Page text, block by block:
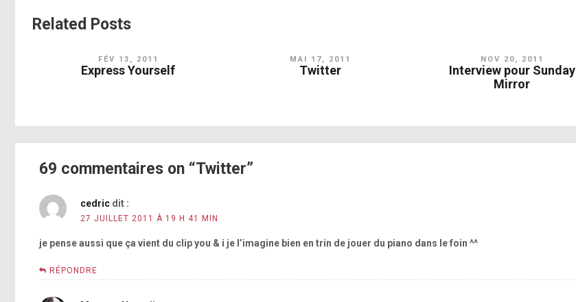
Related Posts
FÉV 13, 2011
Express Yourself
MAI 17, 2011
Twitter
NOV 20, 2011
Interview pour Sunday
Mirror
69 commentaires on “Twitter”
cedric dit :
27 JUILLET 2011 À 19 H 41 MIN
je pense aussi que ça vient du clip you & i je l’imagine bien en trin de jouer du piano dans le foin ^^
RÉPONDRE